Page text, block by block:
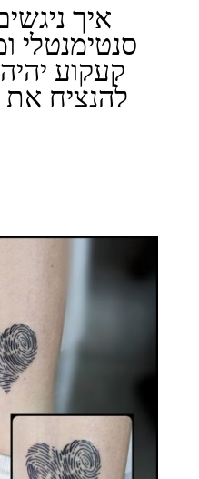
איך
סנטימנטלי
קעקוע
להנציח את